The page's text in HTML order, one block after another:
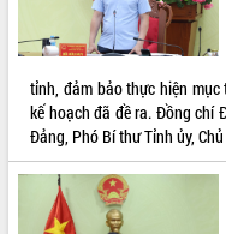
Lấy ý kiến điều chỉnh Quy hoạch
Đắk Lắk thời kỳ 2021-2030, tầm
đến năm 2050
Phát động chiến dịch 30 ngày
giải phóng mặt bằng Tuyến
ven biển
Đắk Lắk nỗ lực thúc đẩy tăng
kinh tế từ 10% trở lên trong Quý
II/2026
tỉnh, đảm bảo thực hiện
kế hoạch đã đề ra. Đồng chí
Đảng, Phó Bí thư Tỉnh ủy,